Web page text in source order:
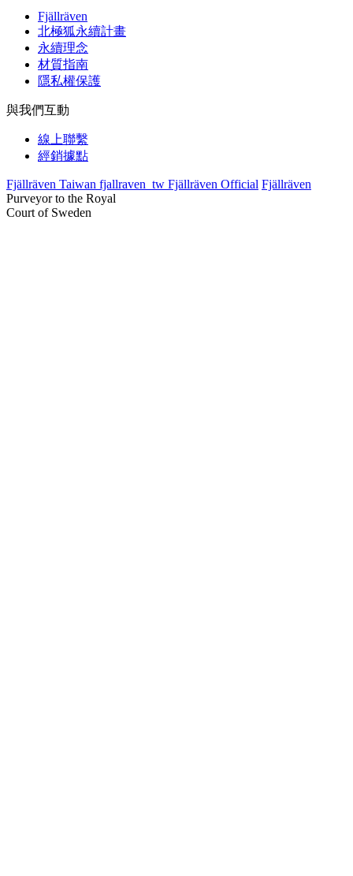
Fjällräven
北極狐永續計畫
永續理念
材質指南
隱私權保護
與我們互動
線上聯繫
經銷據點
Fjällräven Taiwan fjallraven_tw Fjällräven Official Fjällräven
Purveyor to the Royal
Court of Sweden